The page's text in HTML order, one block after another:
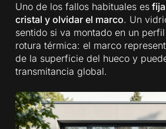
Uno de los fallos habituales es
cristal y olvidar el marco. Un
sentido si va montado en un
rotura térmica: el marco
de la superficie del hueco y
transmitancia global.